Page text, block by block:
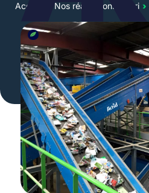
Accueil Nos réalisations de tri ›